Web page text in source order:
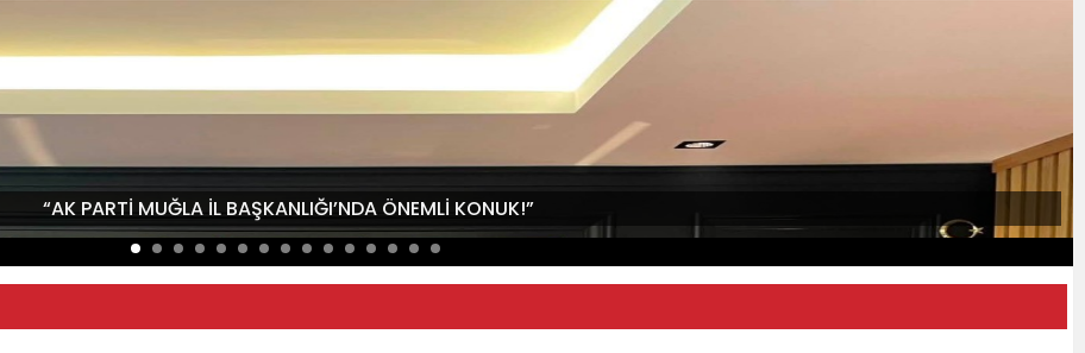
“AK PARTİ MUĞLA İL BAŞKANLIĞI’NDA ÖNEMLİ KONUK!”